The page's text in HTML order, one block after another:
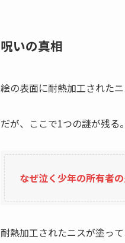
呪いの真相
絵の表面に耐熱加工された
だが、ここで1つの謎が残る
なぜ泣く少年の所有者
耐熱加工されたニスが塗っ